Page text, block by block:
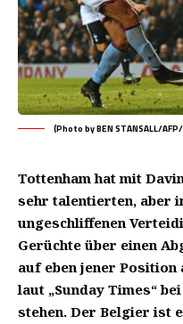
(Photo by BEN STANSALL/
Tottenham hat mit
sehr talentierten, aber
ungeschliffenen
Gerüchte über einen
auf eben jener
laut „Sunday Times“
stehen. Der Belgier ist